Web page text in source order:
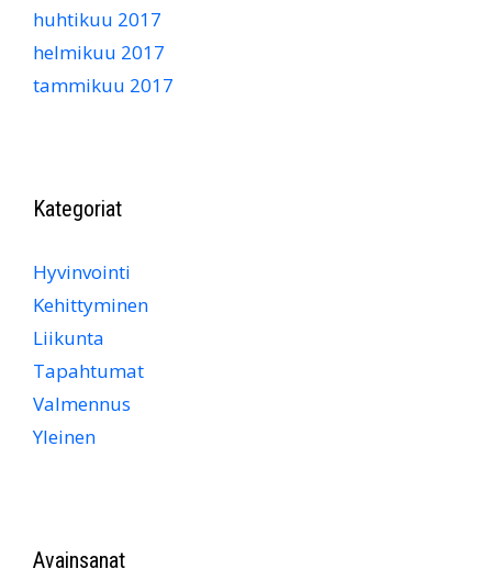
huhtikuu 2017
helmikuu 2017
tammikuu 2017
Kategoriat
Hyvinvointi
Kehittyminen
Liikunta
Tapahtumat
Valmennus
Yleinen
Avainsanat